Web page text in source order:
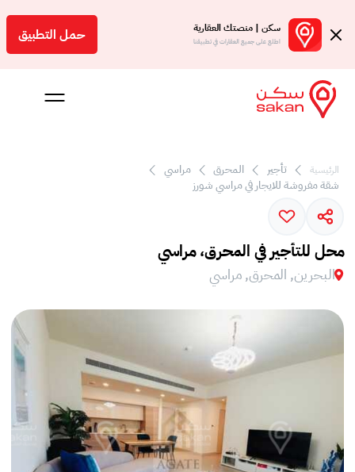
سكن | منصتك العقارية
اطلع على جميع العقارات في تطبيقنا حمل التطبيق
بالعمولة
الرئيسية تأجير المحرق
مراسي
شقة مفروشة للايجار في مراسي شورز
محل للتأجير في المحرق، مراسي
البحرين, المحرق, مراسي